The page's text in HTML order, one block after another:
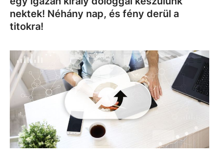
nektek! Néhány nap, és fény derül a
titokra!